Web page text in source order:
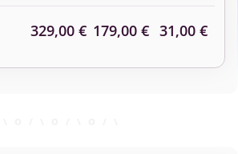
329,00 € 179,00 € 31,00 €